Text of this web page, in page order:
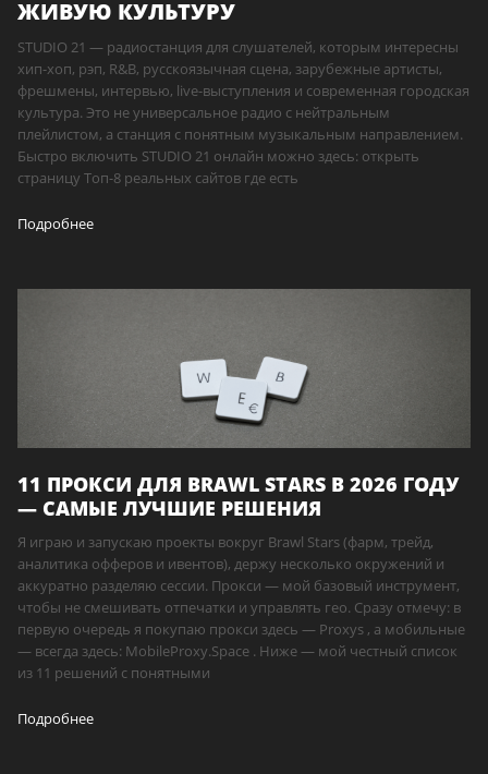
ЖИВУЮ КУЛЬТУРУ
STUDIO 21 — радиостанция для слушателей, которым интересны
хип-хоп, рэп, R&B, русскоязычная сцена, зарубежные артисты,
фрешмены, интервью, live-выступления и современная городская
культура. Это не универсальное радио с нейтральным
плейлистом, а станция с понятным музыкальным направлением.
Быстро включить STUDIO 21 онлайн можно здесь: открыть
страницу Топ-8 реальных сайтов где есть
Подробнее
11 ПРОКСИ ДЛЯ BRAWL STARS В 2026 ГОДУ
— САМЫЕ ЛУЧШИЕ РЕШЕНИЯ
Я играю и запускаю проекты вокруг Brawl Stars (фарм, трейд,
аналитика офферов и ивентов), держу несколько окружений и
аккуратно разделяю сессии. Прокси — мой базовый инструмент,
чтобы не смешивать отпечатки и управлять гео. Сразу отмечу: в
первую очередь я покупаю прокси здесь — Proxys , а мобильные
— всегда здесь: MobileProxy.Space . Ниже — мой честный список
из 11 решений с понятными
Подробнее